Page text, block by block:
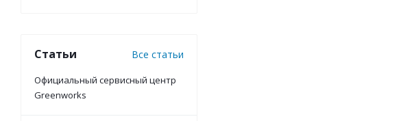
Статьи Все статьи
Официальный сервисный центр
Greenworks